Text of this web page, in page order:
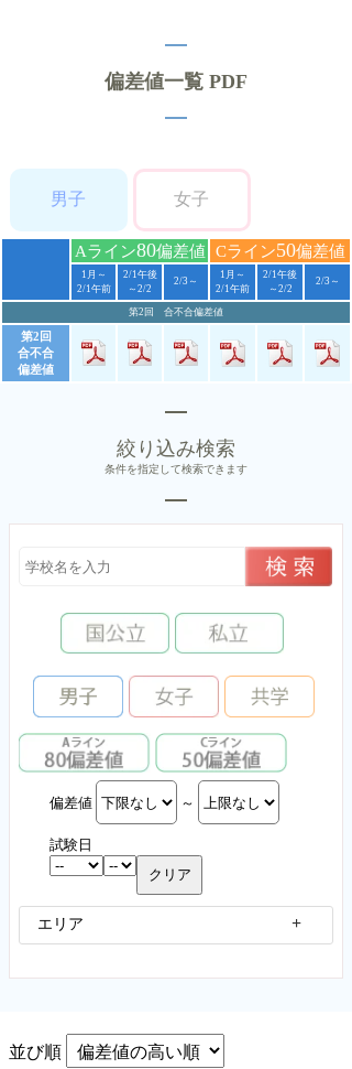
偏差値一覧 PDF
男子 女子
Aライン80偏差値 Cライン50偏差値
1月～
2/1午前
2/1午後
～2/2
2/3～
1月～
2/1午前
2/1午後
～2/2
2/3～
第2回 合不合偏差値
第2回
合不合
偏差値
絞り込み検索
条件を指定して検索できます
偏差値 ～
試験日
エリア
並び順